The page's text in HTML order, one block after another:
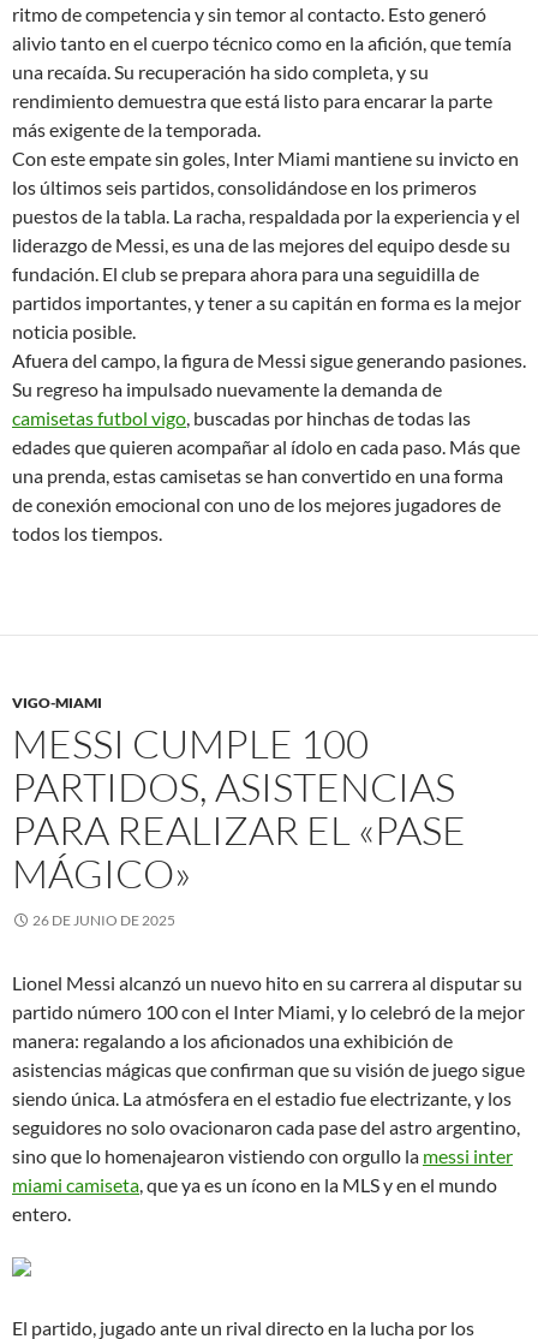
ritmo de competencia y sin temor al contacto. Esto generó
alivio tanto en el cuerpo técnico como en la afición, que temía
una recaída. Su recuperación ha sido completa, y su
rendimiento demuestra que está listo para encarar la parte
más exigente de la temporada.
Con este empate sin goles, Inter Miami mantiene su invicto en
los últimos seis partidos, consolidándose en los primeros
puestos de la tabla. La racha, respaldada por la experiencia y el
liderazgo de Messi, es una de las mejores del equipo desde su
fundación. El club se prepara ahora para una seguidilla de
partidos importantes, y tener a su capitán en forma es la mejor
noticia posible.
Afuera del campo, la figura de Messi sigue generando pasiones.
Su regreso ha impulsado nuevamente la demanda de
camisetas futbol vigo, buscadas por hinchas de todas las
edades que quieren acompañar al ídolo en cada paso. Más que
una prenda, estas camisetas se han convertido en una forma
de conexión emocional con uno de los mejores jugadores de
todos los tiempos.
VIGO-MIAMI
MESSI CUMPLE 100
PARTIDOS, ASISTENCIAS
PARA REALIZAR EL «PASE
MÁGICO»
26 DE JUNIO DE 2025
Lionel Messi alcanzó un nuevo hito en su carrera al disputar su
partido número 100 con el Inter Miami, y lo celebró de la mejor
manera: regalando a los aficionados una exhibición de
asistencias mágicas que confirman que su visión de juego sigue
siendo única. La atmósfera en el estadio fue electrizante, y los
seguidores no solo ovacionaron cada pase del astro argentino,
sino que lo homenajearon vistiendo con orgullo la messi inter
miami camiseta, que ya es un ícono en la MLS y en el mundo
entero.
El partido, jugado ante un rival directo en la lucha por los